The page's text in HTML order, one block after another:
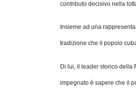
contributo decisivo nella
Insieme ad una
tradizione che il popolo
Di lui, il leader storico della
impegnato è sapere che il